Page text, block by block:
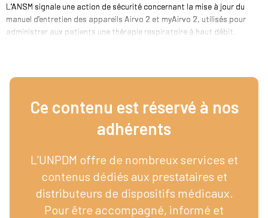
L’ANSM signale une action de sécurité concernant la mise à jour du
manuel d’entretien des appareils Airvo 2 et myAirvo 2, utilisés pour
administrer aux patients une thérapie respiratoire à haut débit.
Ce contenu est réservé à nos
adhérents​
L’UNPDM offre de nombreux services et
contenus dédiés aux prestataires et
distributeurs de dispositifs médicaux.
Pour être accompagné, informé et